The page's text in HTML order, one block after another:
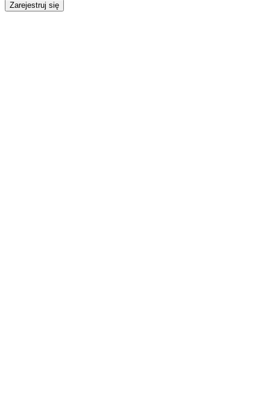
Zarejestruj się